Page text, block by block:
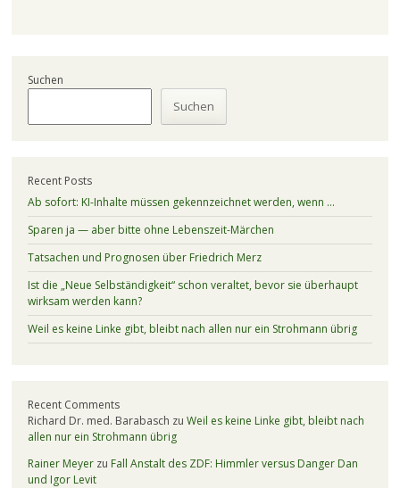
Suchen
Suchen
Recent Posts
Ab sofort: KI-Inhalte müssen gekennzeichnet werden, wenn …
Sparen ja — aber bitte ohne Lebenszeit-Märchen
Tatsachen und Prognosen über Friedrich Merz
Ist die „Neue Selbständigkeit“ schon veraltet, bevor sie überhaupt
wirksam werden kann?
Weil es keine Linke gibt, bleibt nach allen nur ein Strohmann übrig
Recent Comments
Richard Dr. med. Barabasch zu Weil es keine Linke gibt, bleibt nach
allen nur ein Strohmann übrig
Rainer Meyerzu Fall Anstalt des ZDF: Himmler versus Danger Dan
und Igor Levit